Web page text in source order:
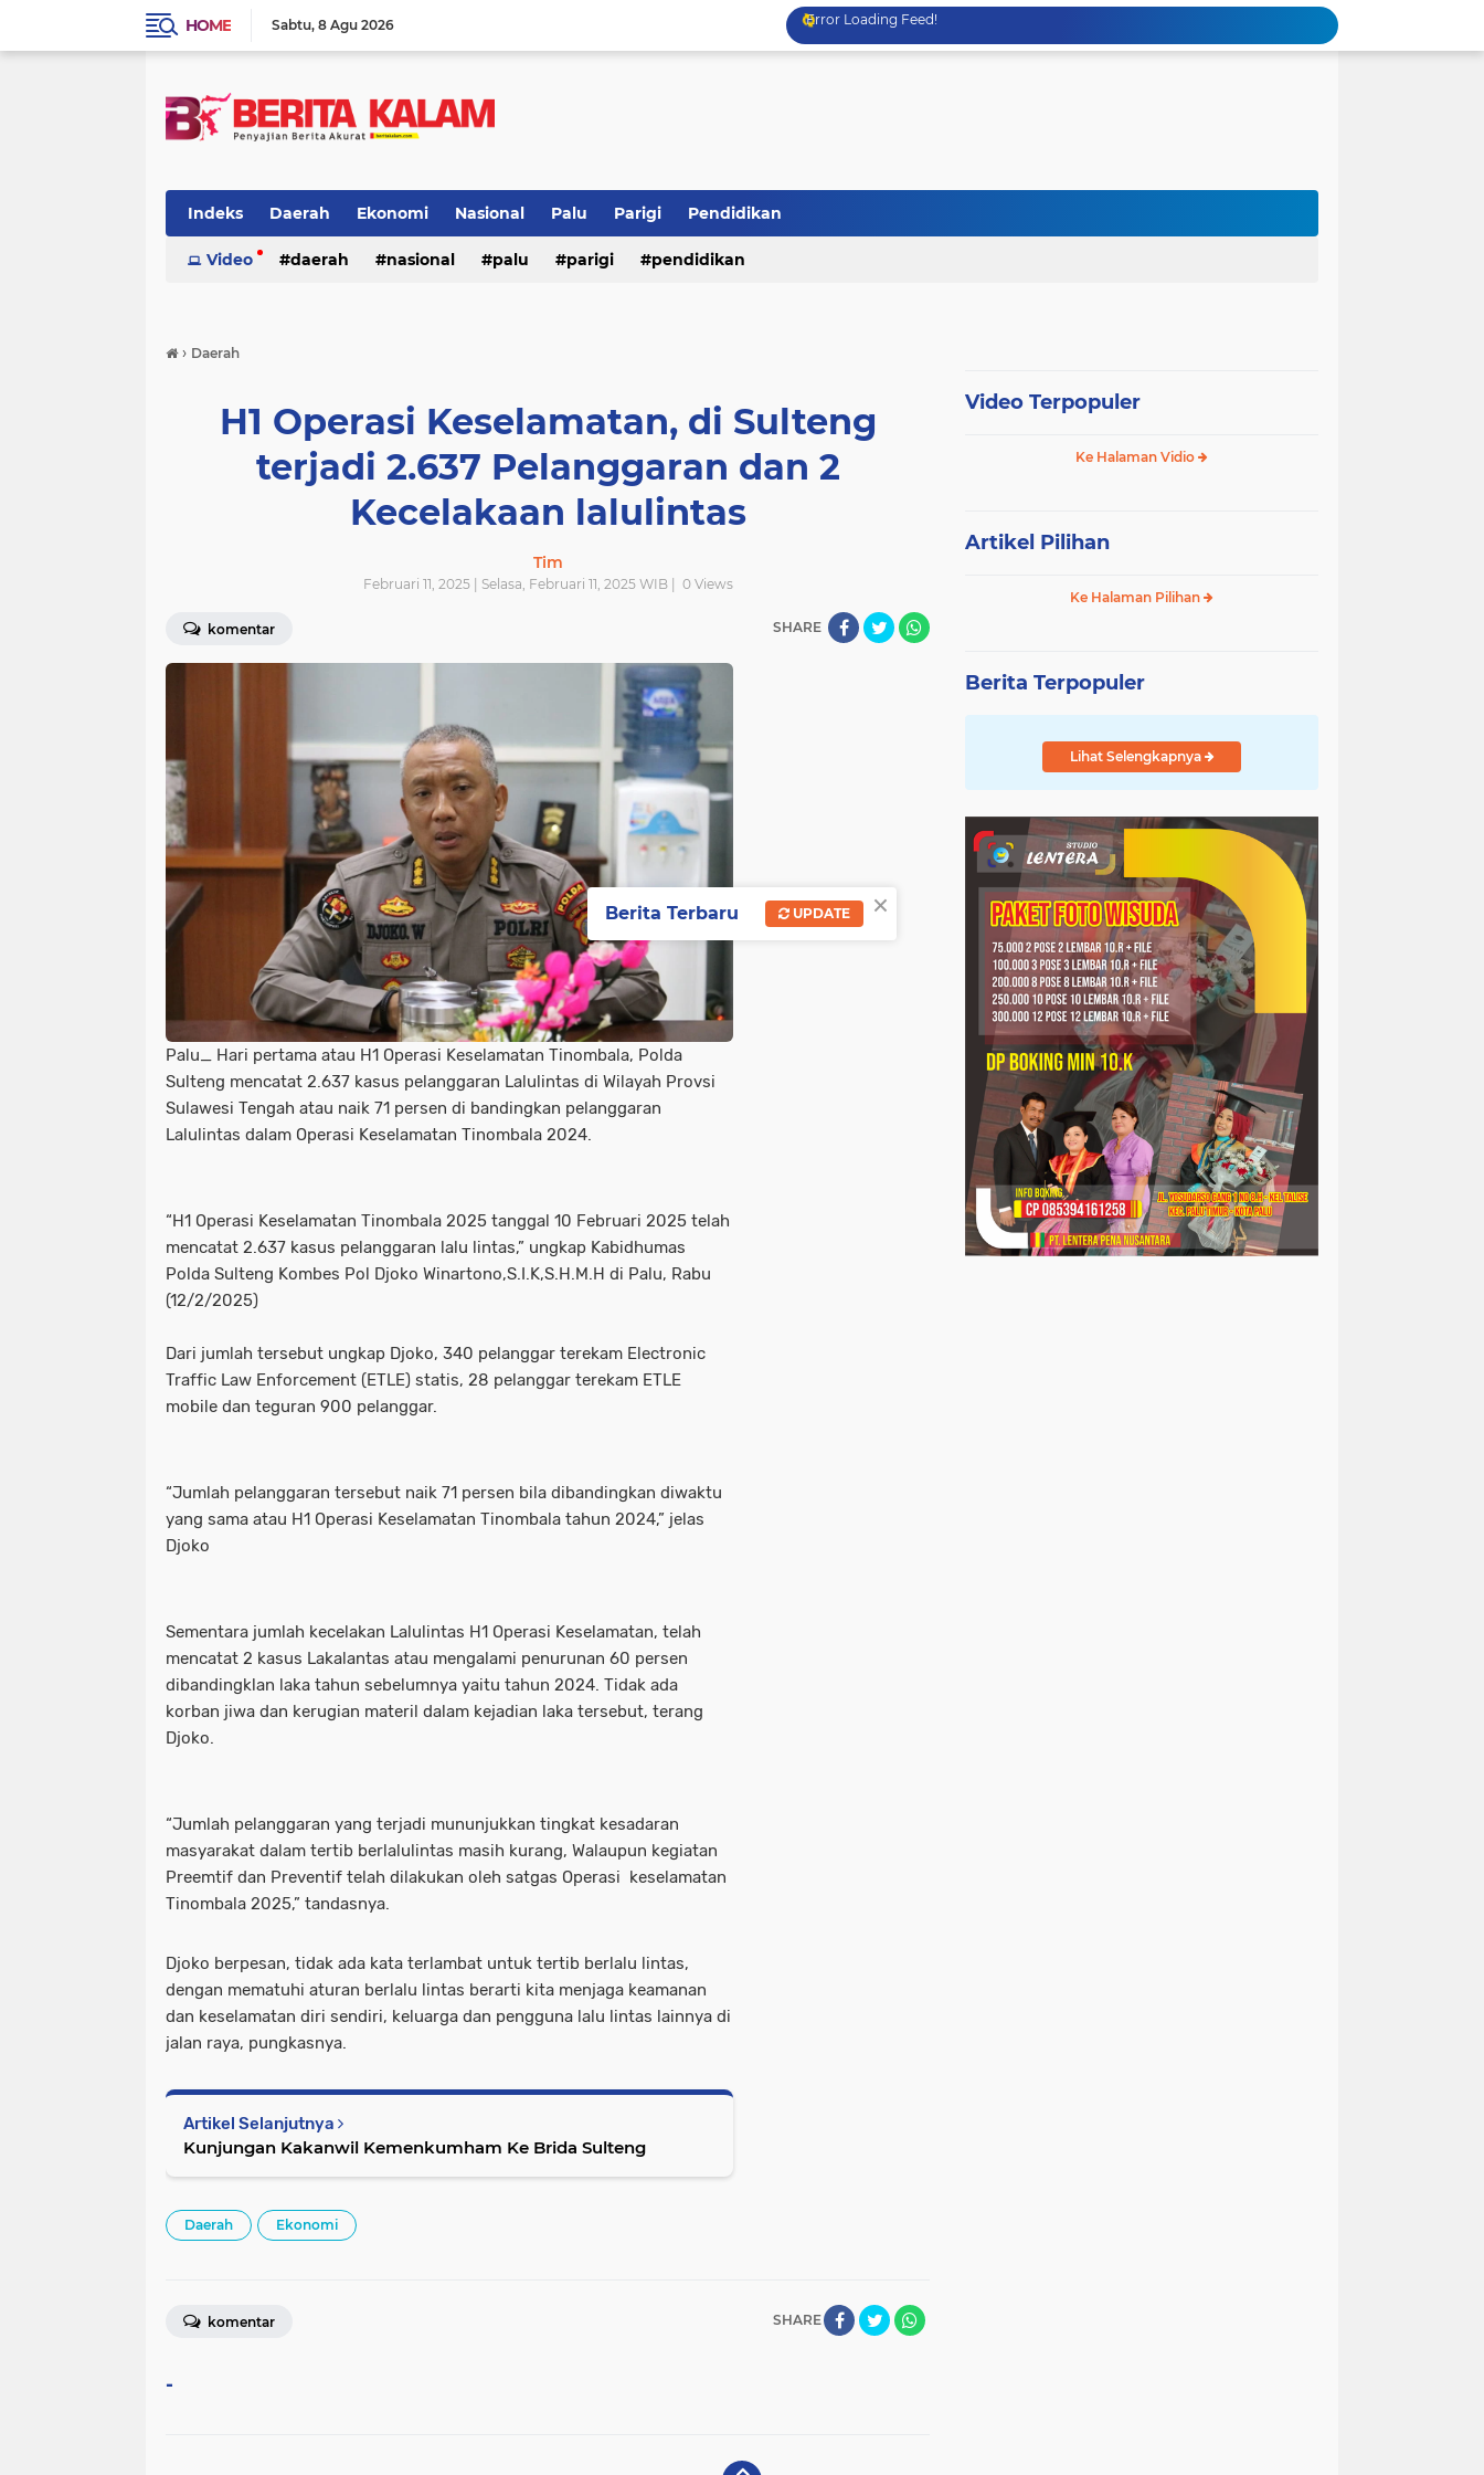
HOME Sabtu 8 Agu 2026 Error Loading Feed!
Indeks Daerah Ekonomi Nasional Palu Parigi Pendidikan
Video daerah nasional palu parigi pendidikan
› Daerah
H1 Operasi Keselamatan, di Sulteng
terjadi 2.637 Pelanggaran dan 2
Kecelakaan lalulintas
Tim
Februari 11, 2025 | Selasa, Februari 11, 2025 WIB | 0Views
komentar SHARE
Palu_ Hari pertama atau H1 Operasi Keselamatan Tinombala, Polda
Sulteng mencatat 2.637 kasus pelanggaran Lalulintas di Wilayah Provsi
Sulawesi Tengah atau naik 71 persen di bandingkan pelanggaran
Lalulintas dalam Operasi Keselamatan Tinombala 2024.
“H1 Operasi Keselamatan Tinombala 2025 tanggal 10 Februari 2025 telah
mencatat 2.637 kasus pelanggaran lalu lintas,” ungkap Kabidhumas
Polda Sulteng Kombes Pol Djoko Winartono,S.I.K,S.H.M.H di Palu, Rabu
(12/2/2025)
Dari jumlah tersebut ungkap Djoko, 340 pelanggar terekam Electronic
Traffic Law Enforcement (ETLE) statis, 28 pelanggar terekam ETLE
mobile dan teguran 900 pelanggar.
“Jumlah pelanggaran tersebut naik 71 persen bila dibandingkan diwaktu
yang sama atau H1 Operasi Keselamatan Tinombala tahun 2024,” jelas
Djoko
Sementara jumlah kecelakan Lalulintas H1 Operasi Keselamatan, telah
mencatat 2 kasus Lakalantas atau mengalami penurunan 60 persen
dibandingklan laka tahun sebelumnya yaitu tahun 2024. Tidak ada
korban jiwa dan kerugian materil dalam kejadian laka tersebut, terang
Djoko.
“Jumlah pelanggaran yang terjadi mununjukkan tingkat kesadaran
masyarakat dalam tertib berlalulintas masih kurang, Walaupun kegiatan
Preemtif dan Preventif telah dilakukan oleh satgas Operasi keselamatan
Tinombala 2025,” tandasnya.
Djoko berpesan, tidak ada kata terlambat untuk tertib berlalu lintas,
dengan mematuhi aturan berlalu lintas berarti kita menjaga keamanan
dan keselamatan diri sendiri, keluarga dan pengguna lalu lintas lainnya di
jalan raya, pungkasnya.
Artikel Selanjutnya
Kunjungan Kakanwil Kemenkumham Ke Brida Sulteng
Daerah Ekonomi
SHARE
komentar
-
Video Terpopuler
Ke Halaman Vidio
Artikel Pilihan
Ke Halaman Pilihan
Berita Terpopuler
Lihat Selengkapnya
×
Berita Terbaru UPDATE